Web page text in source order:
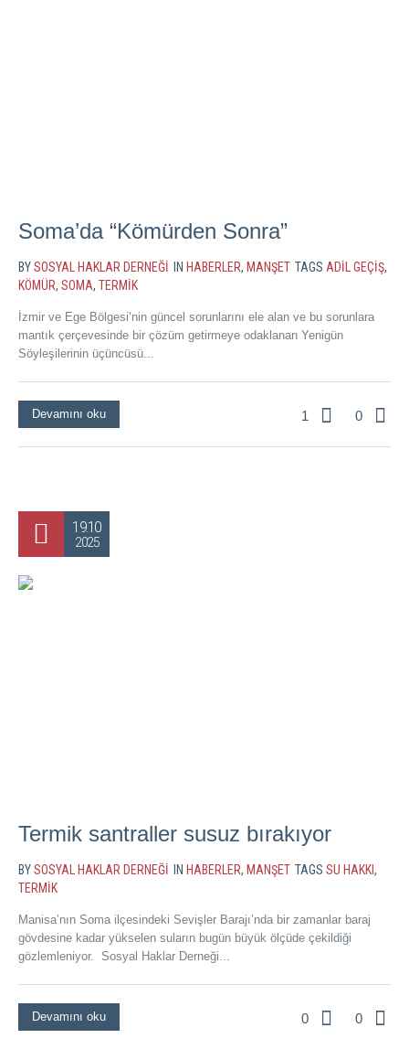
Soma’da “Kömürden Sonra”
BYSOSYAL HAKLAR DERNEĞI IN HABERLER, MANŞET TAGS ADIL GEÇIŞ,
KÖMÜR, SOMA, TERMIK
İzmir ve Ege Bölgesi’nin güncel sorunlarını ele alan ve bu sorunlara
mantık çerçevesinde bir çözüm getirmeye odaklanan Yenigün
Söyleşilerinin üçüncüsü...
1 0
Devamını oku
19.10
2025
Termik santraller susuz bırakıyor
BYSOSYAL HAKLAR DERNEĞI IN HABERLER, MANŞET TAGS SU HAKKI,
TERMIK
Manisa’nın Soma ilçesindeki Sevişler Barajı’nda bir zamanlar baraj
gövdesine kadar yükselen suların bugün büyük ölçüde çekildiği
gözlemleniyor. Sosyal Haklar Derneği...
0 0
Devamını oku